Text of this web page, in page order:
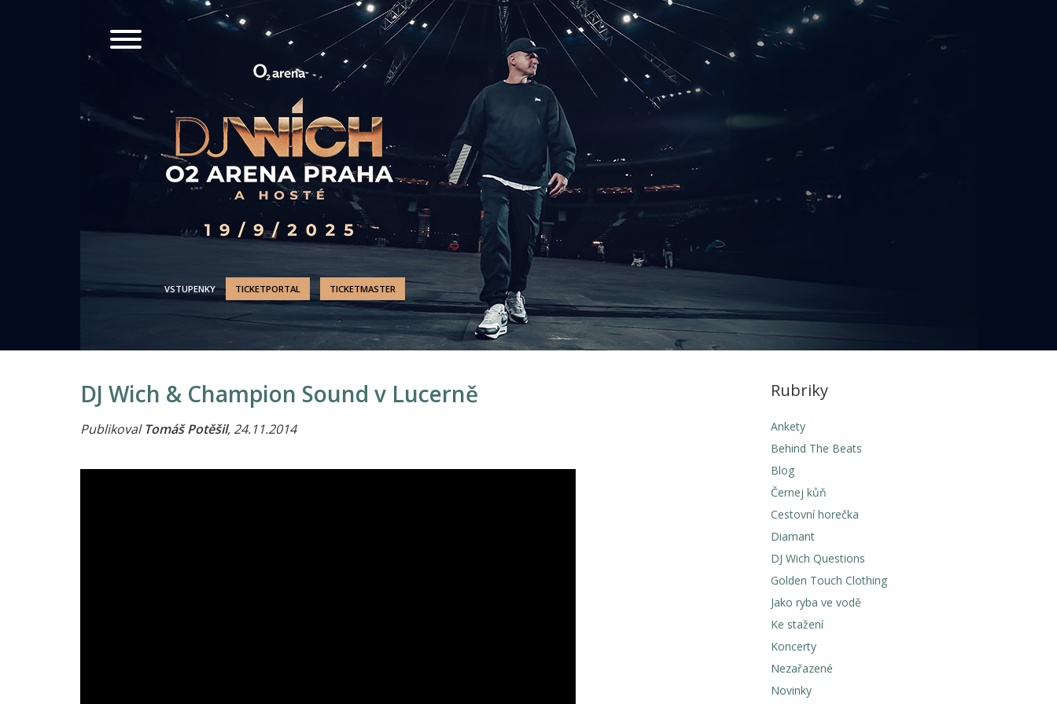
VSTUPENKY TICKETPORTAL TICKETMASTER
DJ Wich & Champion Sound v Lucerně
PublikovalTomáš Potěšil, 24.11.2014
Rubriky
Ankety
Behind The Beats
Blog
Černej kůň
Cestovní horečka
Diamant
DJ Wich Questions
Golden Touch Clothing
Jako ryba ve vodě
Ke stažení
Koncerty
Nezařazené
Novinky